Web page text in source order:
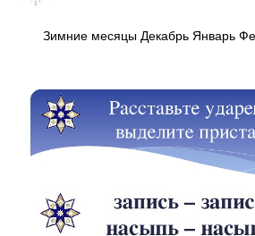
Зимние месяцы Декабрь Январь